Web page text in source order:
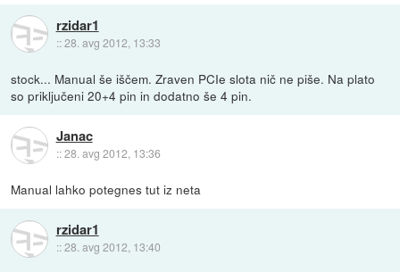
rzidar1
::28. avg 2012, 13:33
stock... Manual še iščem. Zraven PCIe slota nič ne piše. Na plato
so priključeni 20+4 pin in dodatno še 4 pin.
Janac
::28. avg 2012, 13:36
Manual lahko potegnes tut iz neta
rzidar1
::28. avg 2012, 13:40